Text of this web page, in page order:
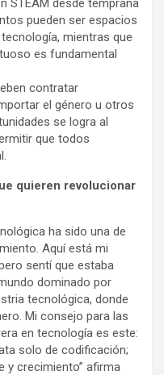
pueden ser espacios
mientras que
es fundamental
contratar
el género u otros
se logra al
que todos
quieren revolucionar
ha sido una de
Aquí está mi
sentí que estaba
dominado por
tecnológica, donde
Mi consejo para las
en tecnología es este:
solo de codificación;
y crecimiento” afirma